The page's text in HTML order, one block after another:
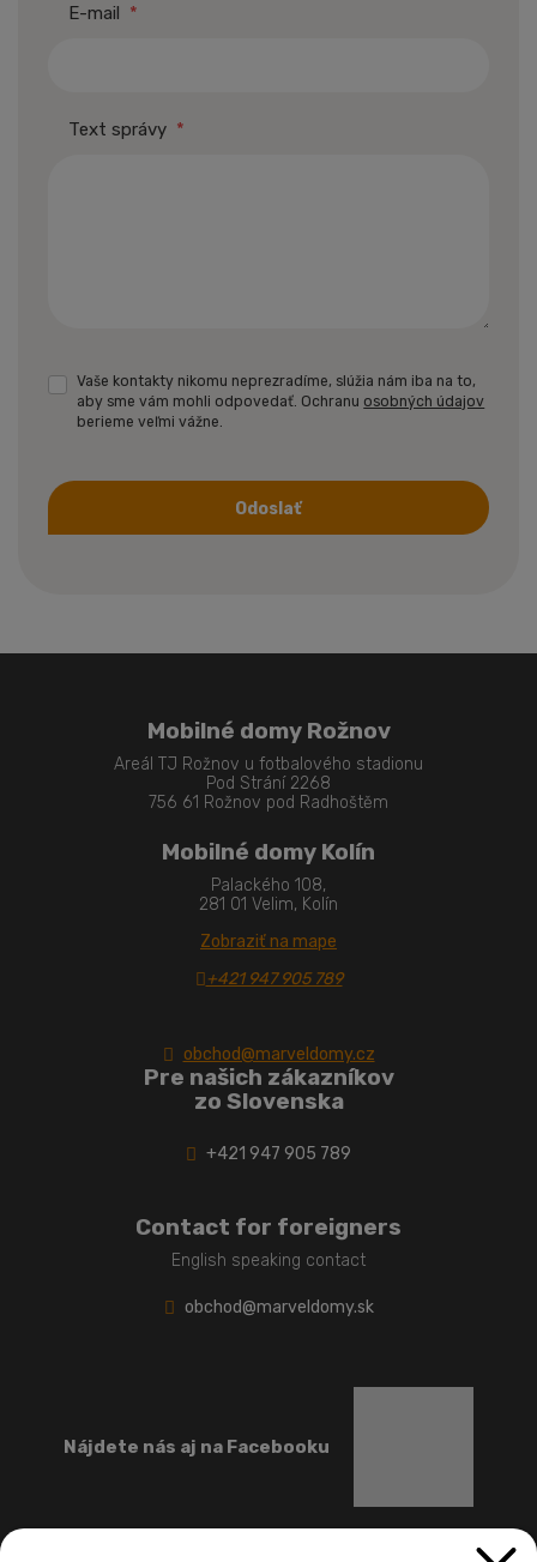
E-mail *
Text správy *
Vaše kontakty nikomu neprezradíme, slúžia nám iba na to,
aby sme vám mohli odpovedať. Ochranu osobných údajov
berieme veľmi vážne.
Odoslať
Mobilné domy Rožnov
Areál TJ Rožnov u fotbalového stadionu
Pod Strání 2268
756 61 Rožnov pod Radhoštěm
Mobilné domy Kolín
Palackého 108,
281 01 Velim, Kolín
Zobraziť na mape
+421 947 905 789
obchod@marveldomy.cz
Pre našich zákazníkov
zo Slovenska
+421 947 905 789
Contact for foreigners
English speaking contact
obchod@marveldomy.sk
Nájdete nás aj na Facebooku